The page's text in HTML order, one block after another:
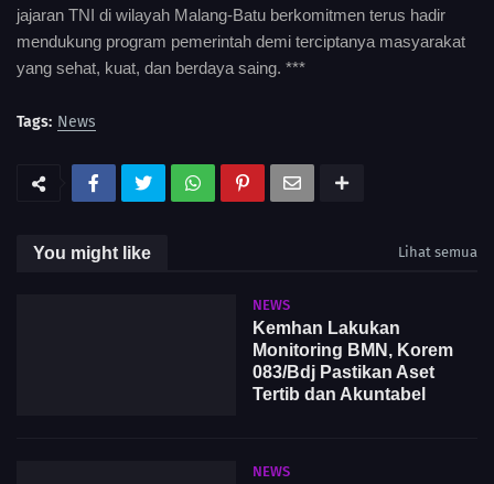
jajaran TNI di wilayah Malang-Batu berkomitmen terus hadir
mendukung program pemerintah demi terciptanya masyarakat
yang sehat, kuat, dan berdaya saing. ***
Tags: News
You might like Lihat semua
NEWS
Kemhan Lakukan
Monitoring BMN, Korem
083/Bdj Pastikan Aset
Tertib dan Akuntabel
NEWS